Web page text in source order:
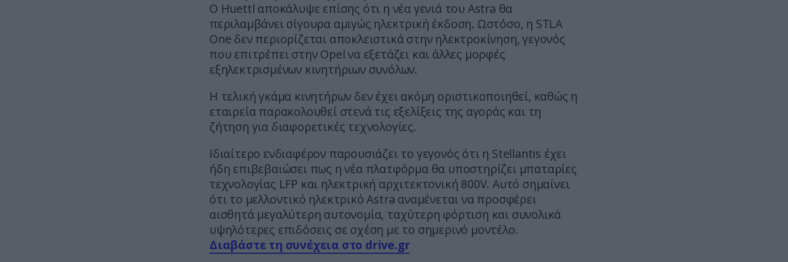
Ο Huettl αποκάλυψε επίσης ότι η νέα γενιά του Astra θα
περιλαμβάνει σίγουρα αμιγώς ηλεκτρική έκδοση. Ωστόσο, η STLA
One δεν περιορίζεται αποκλειστικά στην ηλεκτροκίνηση, γεγονός
που επιτρέπει στην Opel να εξετάζει και άλλες μορφές
εξηλεκτρισμένων κινητήριων συνόλων.
Η τελική γκάμα κινητήρων δεν έχει ακόμη οριστικοποιηθεί, καθώς η
εταιρεία παρακολουθεί στενά τις εξελίξεις της αγοράς και τη
ζήτηση για διαφορετικές τεχνολογίες.
Ιδιαίτερο ενδιαφέρον παρουσιάζει το γεγονός ότι η Stellantis έχει
ήδη επιβεβαιώσει πως η νέα πλατφόρμα θα υποστηρίζει μπαταρίες
τεχνολογίας LFP και ηλεκτρική αρχιτεκτονική 800V. Αυτό σημαίνει
ότι το μελλοντικό ηλεκτρικό Astra αναμένεται να προσφέρει
αισθητά μεγαλύτερη αυτονομία, ταχύτερη φόρτιση και συνολικά
υψηλότερες επιδόσεις σε σχέση με το σημερινό μοντέλο.
Διαβάστε τη συνέχεια στο drive.gr